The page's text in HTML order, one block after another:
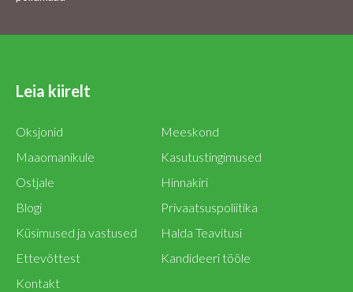
Leia kiirelt
Oksjonid
Maaomanikule
Ostjale
Blogi
Küsimused ja vastused
Ettevõttest
Kontakt
Meeskond
Kasutustingimused
Hinnakiri
Privaatsuspoliitika
Halda Teavitusi
Kandideeri tööle